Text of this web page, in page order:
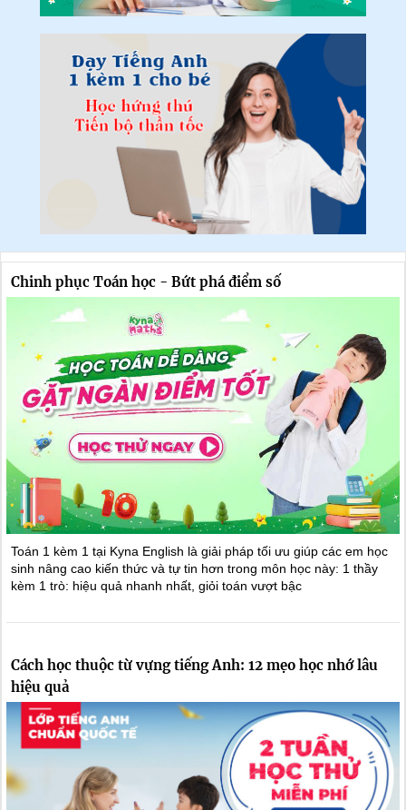
Chinh phục Toán học - Bứt phá điểm số
Toán 1 kèm 1 tại Kyna English là giải pháp tối ưu giúp các em học
sinh nâng cao kiến thức và tự tin hơn trong môn học này: 1 thầy
kèm 1 trò: hiệu quả nhanh nhất, giỏi toán vượt bậc
Cách học thuộc từ vựng tiếng Anh: 12 mẹo học nhớ lâu
hiệu quả